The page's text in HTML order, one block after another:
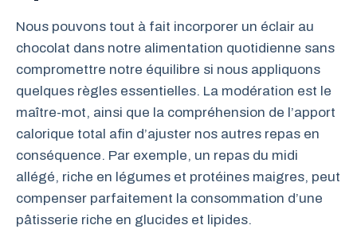
Nous pouvons tout à fait incorporer un éclair au
chocolat dans notre alimentation quotidienne sans
compromettre notre équilibre si nous appliquons
quelques règles essentielles. La modération est le
maître-mot, ainsi que la compréhension de l’apport
calorique total afin d’ajuster nos autres repas en
conséquence. Par exemple, un repas du midi
allégé, riche en légumes et protéines maigres, peut
compenser parfaitement la consommation d’une
pâtisserie riche en glucides et lipides.